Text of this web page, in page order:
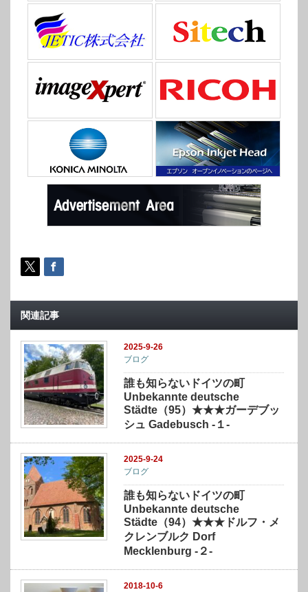
関連記事
2025-9-26
ブログ
誰も知らないドイツの町
Unbekannte deutsche
Städte（95）★★★ガーデブッ
シュ Gadebusch -１-
2025-9-24
ブログ
誰も知らないドイツの町
Unbekannte deutsche
Städte（94）★★★ドルフ・メ
クレンブルク Dorf
Mecklenburg -２-
2018-10-6